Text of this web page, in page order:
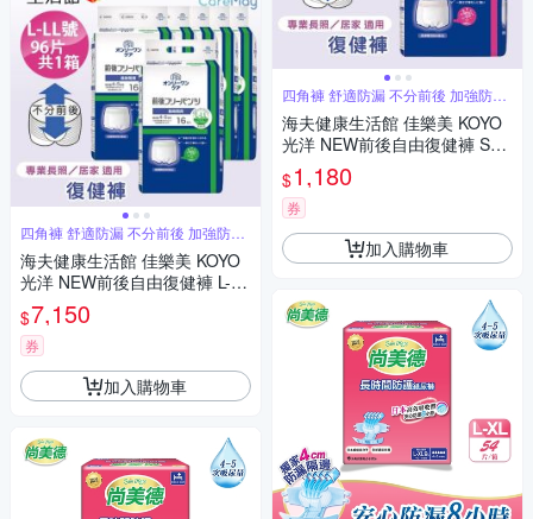
四角褲 舒適防漏 不分前後 加強防漏
褲型
海夫健康生活館 佳樂美 KOYO
光洋 NEW前後自由復健褲 L-LL
號_96片/共1箱
$7,150
券
加入購物車
四角褲 舒適防漏 不分前後 加強防漏
褲型
海夫健康生活館 佳樂美 KOYO
光洋 NEW前後自由復健褲 S號
_20片/袋
$1,180
券
加入購物車